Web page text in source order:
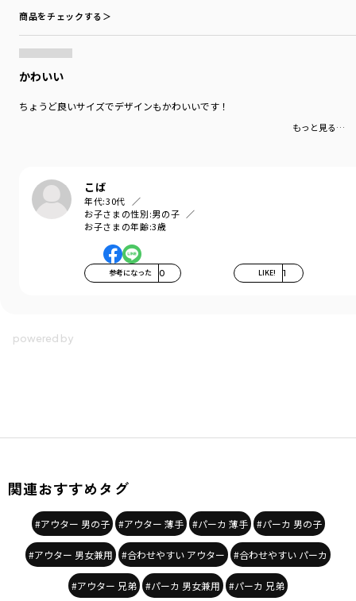
商品をチェックする＞
かわいい
ちょうど良いサイズでデザインもかわいいです！
もっと見る…
こば
年代:30代
お子さまの性別:男の子
お子さまの年齢:3歳
参考になった 0 LIKE! 1
関連おすすめタグ
#アウター 男の子 #アウター 薄手 #パーカ 薄手 #パーカ 男の子
#アウター 男女兼用 #合わせやすい アウター #合わせやすい パーカ
#アウター 兄弟 #パーカ 男女兼用 #パーカ 兄弟